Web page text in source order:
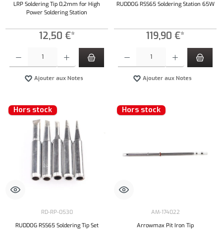
LRP Soldering Tip 0,2mm for High
Power Soldering Station
12,50 €*
Ajouter aux Notes
RUDDOG RSS65 Soldering Station 65W
119,90 €*
Ajouter aux Notes
Hors stock
RD-RP-0530
RUDDOG RSS65 Soldering Tip Set
Hors stock
AM-174022
Arrowmax Pit Iron Tip